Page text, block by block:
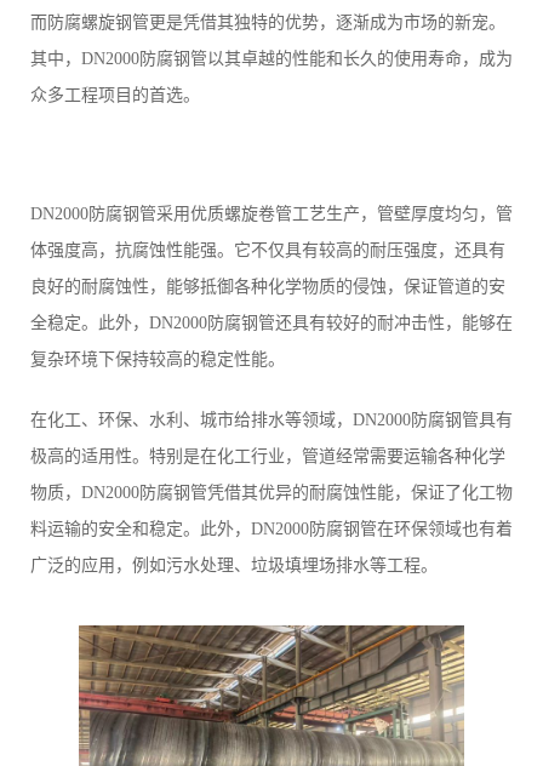
而防腐螺旋钢管更是凭借其独特的优势，逐渐成为市场的新宠。
其中，DN2000防腐钢管以其卓越的性能和长久的使用寿命，成为
众多工程项目的首选。
DN2000防腐钢管采用优质螺旋卷管工艺生产，管壁厚度均匀，管
体强度高，抗腐蚀性能强。它不仅具有较高的耐压强度，还具有
良好的耐腐蚀性，能够抵御各种化学物质的侵蚀，保证管道的安
全稳定。此外，DN2000防腐钢管还具有较好的耐冲击性，能够在
复杂环境下保持较高的稳定性能。
在化工、环保、水利、城市给排水等领域，DN2000防腐钢管具有
极高的适用性。特别是在化工行业，管道经常需要运输各种化学
物质，DN2000防腐钢管凭借其优异的耐腐蚀性能，保证了化工物
料运输的安全和稳定。此外，DN2000防腐钢管在环保领域也有着
广泛的应用，例如污水处理、垃圾填埋场排水等工程。